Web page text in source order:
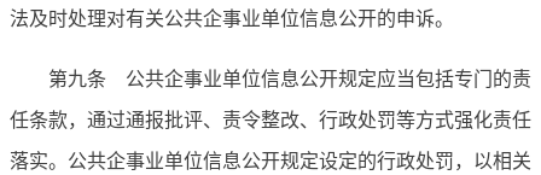
法及时处理对有关公共企事业单位信息公开的申诉。
第九条 公共企事业单位信息公开规定应当包括专门的责
任条款，通过通报批评、责令整改、行政处罚等方式强化责任
落实。公共企事业单位信息公开规定设定的行政处罚，以相关